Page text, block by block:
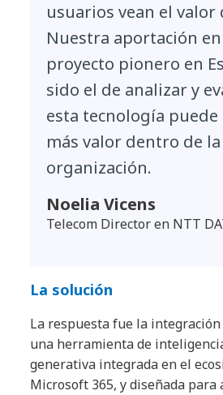
usuarios vean el valor
Nuestra aportación
proyecto pionero en
sido el de analizar y
esta tecnología
más valor dentro de la
organización.
Noelia Vicens
Telecom Director en NTT
La solución
La respuesta fue la
una herramienta de
generativa integrada en el
Microsoft 365, y diseñada para